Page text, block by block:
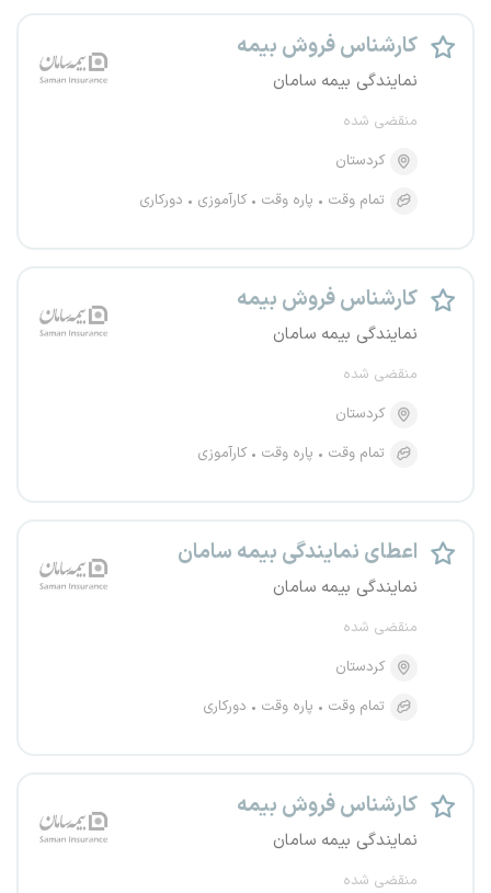
کارشناس فروش بیمه
نمایندگی بیمه سامان
منقضی شده
کردستان
تمام وقت
پاره وقت کارآموزی دورکاری
کارشناس فروش بیمه
نمایندگی بیمه سامان
منقضی شده
کردستان
تمام وقت
پاره وقت کارآموزی
اعطای نمایندگی بیمه سامان
نمایندگی بیمه سامان
منقضی شده
کردستان
تمام وقت
پاره وقت دورکاری
کارشناس فروش بیمه
نمایندگی بیمه سامان
منقضی شده